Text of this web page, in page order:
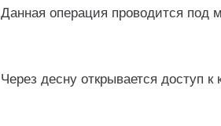
Данная операция проводится под
Через десну открывается доступ к